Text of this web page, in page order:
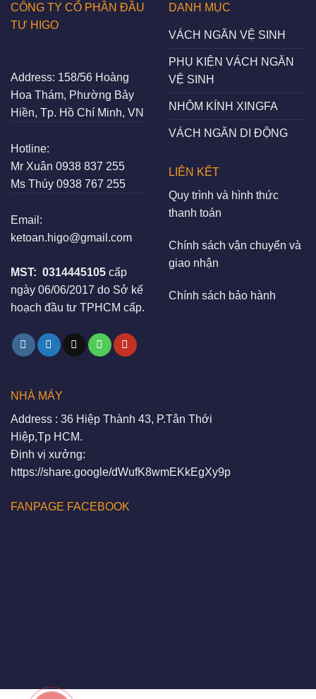
CÔNG TY CỔ PHẦN ĐẦU
TƯ HIGO
Address: 158/56 Hoàng
Hoa Thám, Phường Bảy
Hiền, Tp. Hồ Chí Minh, VN
Hotline:
Mr Xuân 0938 837 255
Ms Thúy 0938 767 255
Email:
ketoan.higo@gmail.com
MST: 0314445105 cấp
ngày 06/06/2017 do Sở kế
hoạch đầu tư TPHCM cấp.
DANH MỤC
VÁCH NGĂN VỆ SINH
PHỤ KIỆN VÁCH NGĂN
VỆ SINH
NHÔM KÍNH XINGFA
VÁCH NGĂN DI ĐỘNG
LIÊN KẾT
Quy trình và hình thức
thanh toán
Chính sách vận chuyển và
giao nhận
Chính sách bảo hành
NHÀ MÁY
Address : 36 Hiệp Thành 43, P.Tân Thới
Hiệp,Tp HCM.
Định vị xưởng:
https://share.google/dWufK8wmEKkEgXy9p
FANPAGE FACEBOOK